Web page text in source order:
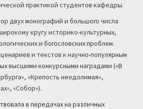
практикой студентов кафедры.
двух монографий и большого числа
кругу историко-культурных,
и богословских проблем.
и текстов к научно-популярным
высшими конкурсными наградами («В
«Крепость неодолимая»,
«Собор»).
в передачах на различных